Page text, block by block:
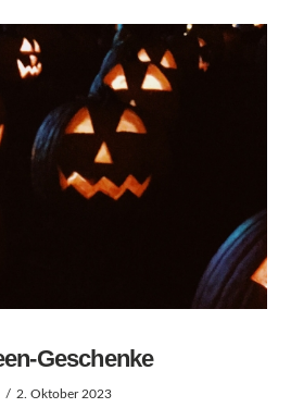
LESEN
Geschenke
2. Oktober 2023